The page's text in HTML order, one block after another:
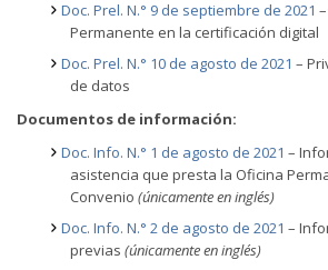
Doc. Prel. N.° 9 de septiembre de 2021
Permanente en la certificación digital
Doc. Prel. N.° 10 de agosto de 2021 –
de datos
Documentos de información:
Doc. Info. N.° 1 de agosto de 2021 –
asistencia que presta la Oficina
Convenio (únicamente en inglés)
Doc. Info. N.° 2 de agosto de 2021 –
previas (únicamente en inglés)